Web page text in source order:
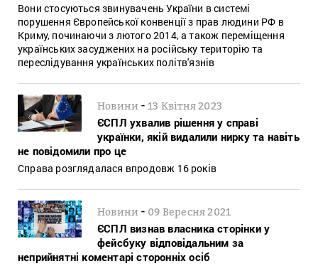
Вони стосуються звинувачень України в системі
порушення Європейської конвенції з прав людини РФ в
Криму, починаючи з лютого 2014, а також переміщення
українських засуджених на російську територію та
переслідування українських політв'язнів
Новини -13 Квітня 2023
ЄСПЛ ухвалив рішення у справі
українки, якій видалили нирку та навіть
не повідомили про це
Справа розглядалася впродовж 16 років
Новини - 09 Вересня 2021
ЄСПЛ визнав власника сторінки у
фейсбуку відповідальним за
неприйнятні коментарі сторонніх осіб